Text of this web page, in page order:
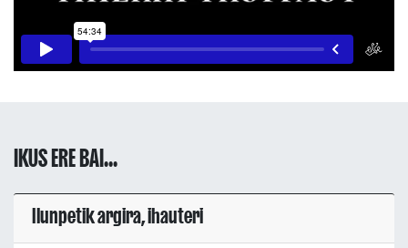
IKUS ERE BAI...
Ilunpetik argira, ihauteri